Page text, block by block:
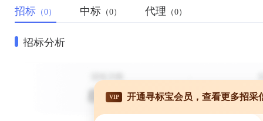
招标 （0） 中标 （0） 代理 （0）
招标分析
VIP 开通寻标宝会员，查看更多招采